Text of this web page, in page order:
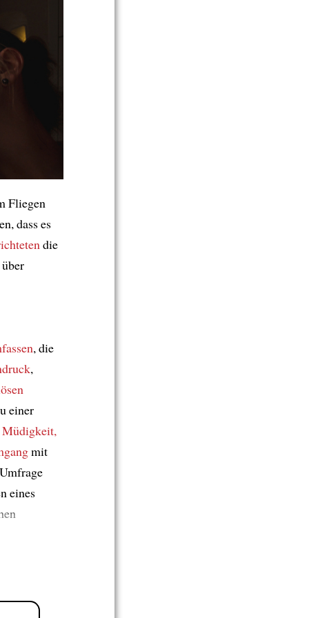
Fliegen
dass es
die
, die
,
einer
mit
eines